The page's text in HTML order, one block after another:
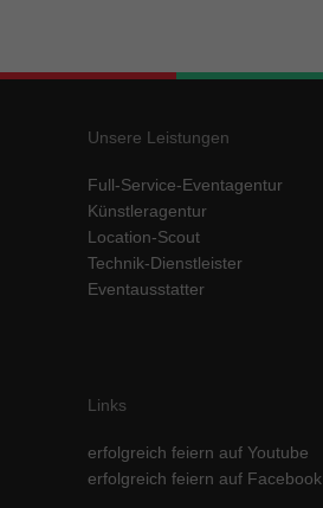
Unsere Leistungen
Full-Service-Eventagentur
Künstleragentur
Location-Scout
Technik-Dienstleister
Eventausstatter
Links
erfolgreich feiern auf Youtube
erfolgreich feiern auf Facebook